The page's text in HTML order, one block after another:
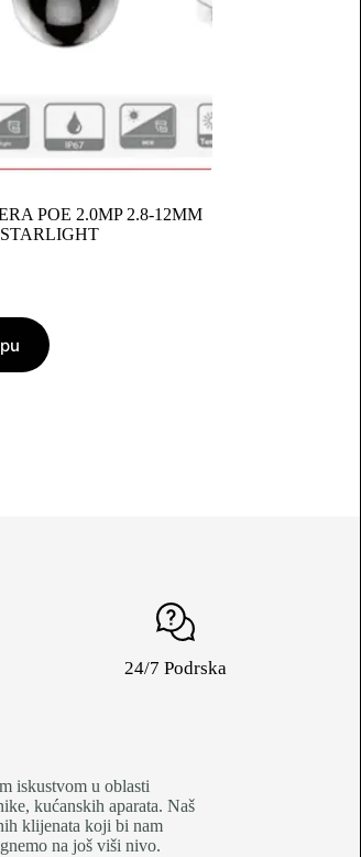
POE 2.0MP 2.8-12MM
24/7 Podrska
iskustvom u oblasti
kućanskih aparata. Naš
klijenata koji bi nam
na još viši nivo.